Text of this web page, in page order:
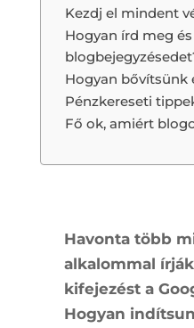
Kezdj el mindent
Hogyan írd meg
Hogyan bővítsünk
Pénzkereseti
Fő ok, amiért
Havonta több
alkalommal
kifejezést a
Hogyan